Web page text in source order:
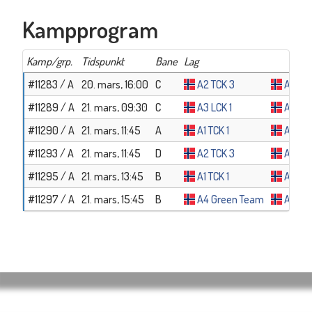
Kampprogram
Kamp/grp. Tidspunkt Bane Lag
#11283 / A 20. mars, 16:00 C A2 TCK 3
A1
#11289 / A 21. mars, 09:30 C A3 LCK 1
A4
#11290 / A 21. mars, 11:45 A A1 TCK 1
A4
#11293 / A 21. mars, 11:45 D A2 TCK 3
A3
#11295 / A 21. mars, 13:45 B A1 TCK 1
A3
#11297 / A 21. mars, 15:45 B A4 Green Team A2